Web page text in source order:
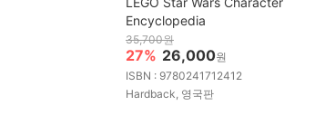
Encyclopedia
35,700원
27% 26,000원
ISBN : 9780241712412
Hardback, 영국판